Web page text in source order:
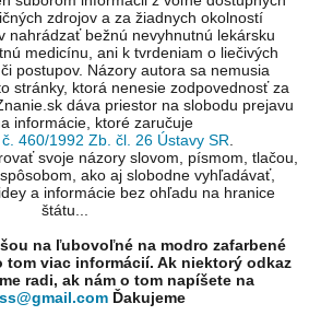
zdrojov a za žiadnych okolností
nahrádzať bežnú nevyhnutnú lekársku
medicínu, ani k tvrdeniam o liečivých
postupov. Názory autora sa nemusia
stránky, ktorá nenesie zodpovednosť za
dáva priestor na slobodu prejavu
informácie, ktoré zaručuje
460/1992 Zb. čl. 26 Ústavy SR
svoje názory slovom, písmom, tlačou,
ako aj slobodne vyhľadávať,
a informácie bez ohľadu na hranice
štátu...
na ľubovoľné na modro zafarbené
tom viac informácií. Ak niektorý odkaz
radi, ak nám o tom napíšete na
Ďakujeme